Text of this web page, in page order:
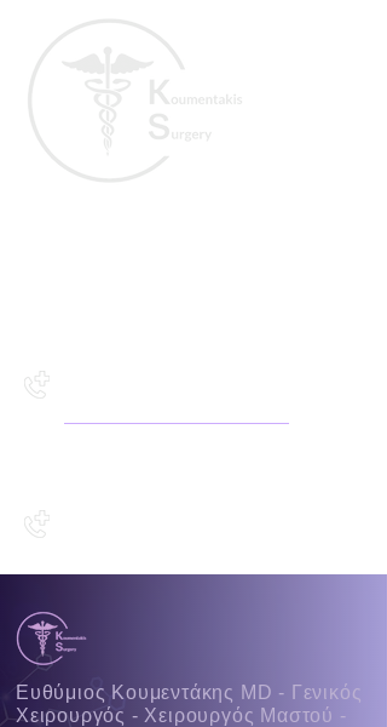
Ευθύμιος Κουμεντάκης MD - Γενικός
Χειρουργός - Χειρουργός Μαστού -